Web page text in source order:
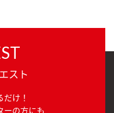
スト
け！
ーの方にも